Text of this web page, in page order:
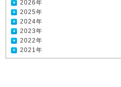
2026年
2025年
2024年
2023年
2022年
2021年